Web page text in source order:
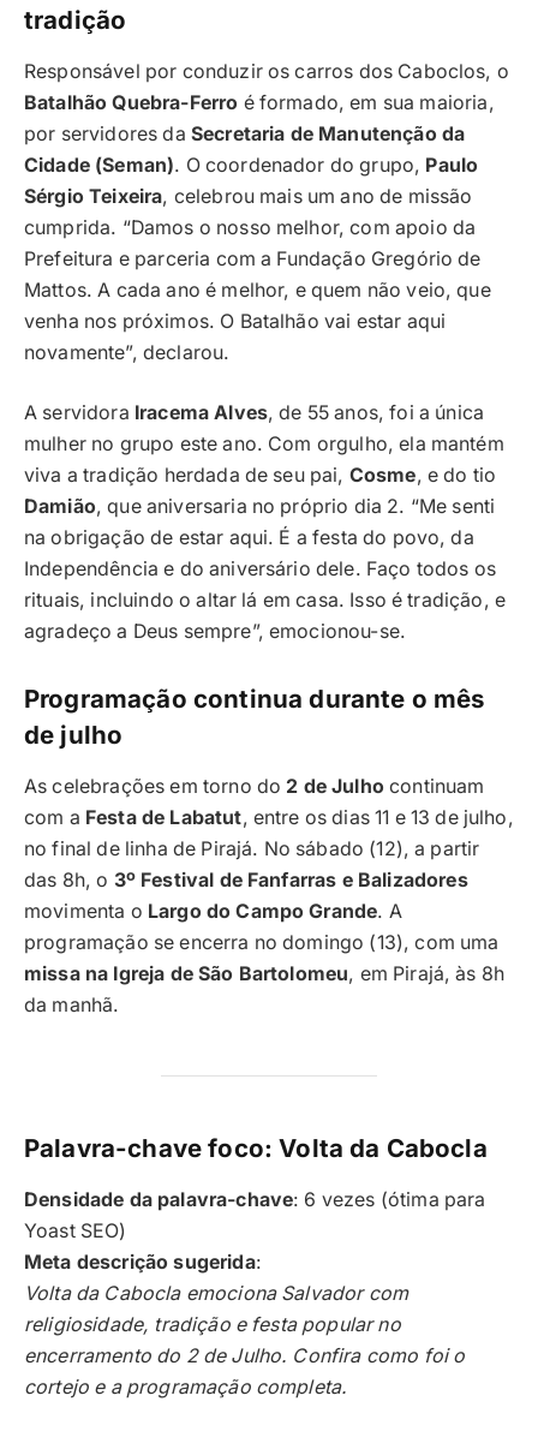
tradição
Responsável por conduzir os carros dos Caboclos, o
Batalhão Quebra-Ferro é formado, em sua maioria,
por servidores da Secretaria de Manutenção da
Cidade (Seman). O coordenador do grupo, Paulo
Sérgio Teixeira, celebrou mais um ano de missão
cumprida. “Damos o nosso melhor, com apoio da
Prefeitura e parceria com a Fundação Gregório de
Mattos. A cada ano é melhor, e quem não veio, que
venha nos próximos. O Batalhão vai estar aqui
novamente”, declarou.
A servidora Iracema Alves, de 55 anos, foi a única
mulher no grupo este ano. Com orgulho, ela mantém
viva a tradição herdada de seu pai, Cosme, e do tio
Damião, que aniversaria no próprio dia 2. “Me senti
na obrigação de estar aqui. É a festa do povo, da
Independência e do aniversário dele. Faço todos os
rituais, incluindo o altar lá em casa. Isso é tradição, e
agradeço a Deus sempre”, emocionou-se.
Programação continua durante o mês
de julho
As celebrações em torno do 2 de Julho continuam
com a Festa de Labatut, entre os dias 11 e 13 de julho,
no final de linha de Pirajá. No sábado (12), a partir
das 8h, o 3º Festival de Fanfarras e Balizadores
movimenta o Largo do Campo Grande. A
programação se encerra no domingo (13), com uma
missa na Igreja de São Bartolomeu, em Pirajá, às 8h
da manhã.
Palavra-chave foco: Volta da Cabocla
Densidade da palavra-chave: 6 vezes (ótima para
Yoast SEO)
Meta descrição sugerida:
Volta da Cabocla emociona Salvador com
religiosidade, tradição e festa popular no
encerramento do 2 de Julho. Confira como foi o
cortejo e a programação completa.